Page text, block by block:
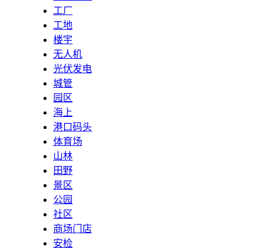
工厂
工地
楼宇
无人机
光伏发电
城管
园区
海上
港口码头
体育场
山林
田野
景区
公园
社区
商场门店
安检